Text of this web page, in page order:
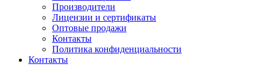
Производители
Лицензии и сертификаты
Оптовые продажи
Контакты
Политика конфиденциальности
Контакты